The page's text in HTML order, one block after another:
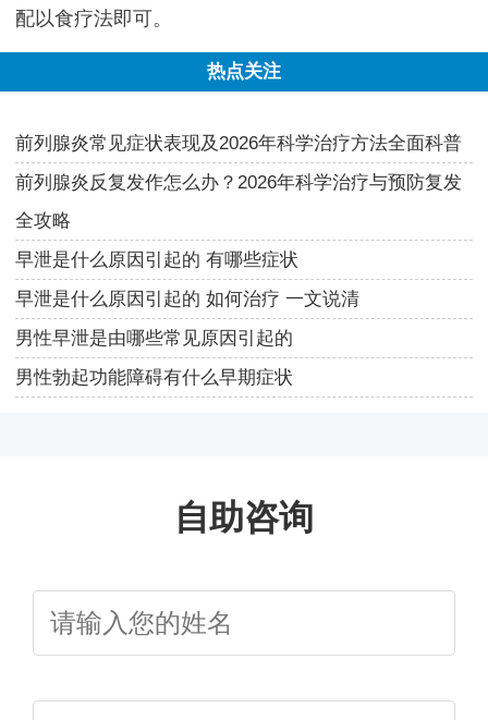
配以食疗法即可。
热点关注
前列腺炎常见症状表现及2026年科学治疗方法全面科普
前列腺炎反复发作怎么办？2026年科学治疗与预防复发
全攻略
早泄是什么原因引起的 有哪些症状
早泄是什么原因引起的 如何治疗 一文说清
男性早泄是由哪些常见原因引起的
男性勃起功能障碍有什么早期症状
自助咨询